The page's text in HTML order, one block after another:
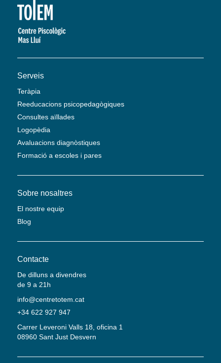
Serveis
Teràpia
Reeducacions psicopedagògiques
Consultes aïllades
Logopèdia
Avaluacions diagnòstiques
Formació a escoles i pares
Sobre nosaltres
El nostre equip
Blog
Contacte
De dilluns a divendres
de 9 a 21h
info@centretotem.cat
+34 622 927 947
Carrer Leveroni Valls 18, oficina 1
08960 Sant Just Desvern